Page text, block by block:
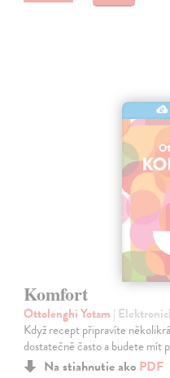
Komfort
Ottolenghi Yotam |
Když recept připravíte
dostatečně často a budete mít
Na stiahnutie ako PDF